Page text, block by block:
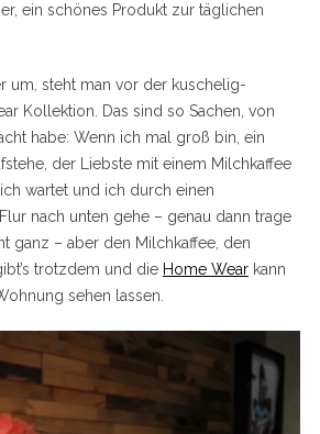
ein schönes Produkt zur täglichen
um, steht man vor der kuschelig-
Kollektion. Das sind so Sachen, von
habe: Wenn ich mal groß bin, ein
der Liebste mit einem Milchkaffee
wartet und ich durch einen
nach unten gehe – genau dann trage
ganz – aber den Milchkaffee, den
trotzdem und die Home Wearkann
sehen lassen.